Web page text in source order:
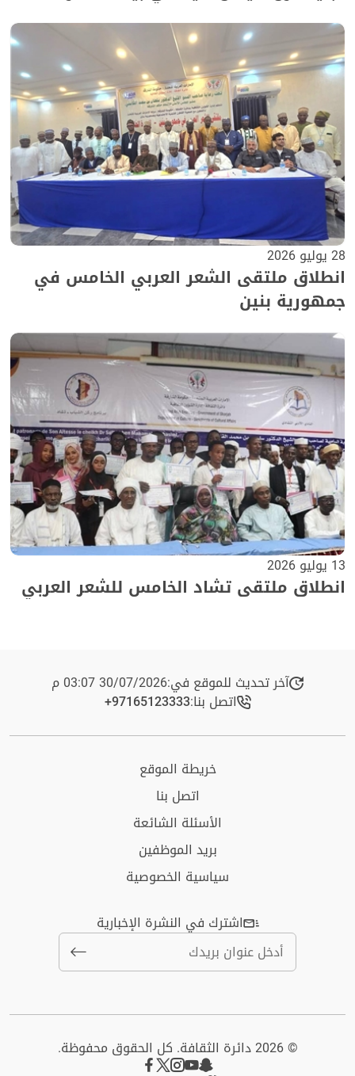
28 يوليو 2026
انطلاق ملتقى الشعر العربي الخامس في
جمهورية بنين
13 يوليو 2026
انطلاق ملتقى تشاد الخامس للشعر العربي
آخر تحديث للموقع في:30/07/2026 03:07 م
اتصل بنا:+97165123333​
خريطة الموقع
اتصل بنا
الأسئلة الشائعة
بريد الموظفين
سياسية الخصوصية
اشترك في النشرة الإخبارية
© 2026 دائرة الثقافة. كل الحقوق محفوظة.